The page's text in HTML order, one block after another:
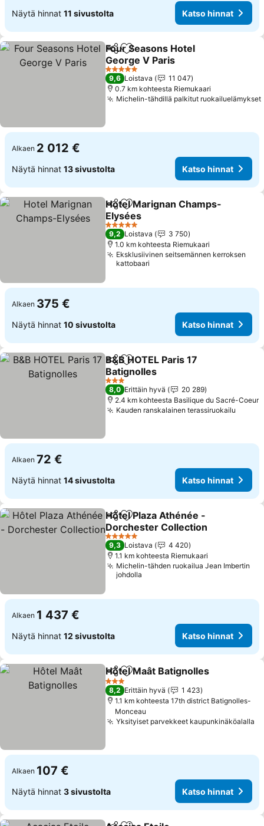
Näytä hinnat 11 sivustolta Katso hinnat
Jaa Lisää suosikkeihin
Four Seasons Hotel
George V Paris
5 Tähtiluokitus
9,6 Loistava
11 047
0.7 km kohteesta Riemukaari
Michelin-tähdillä palkitut ruokailuelämykset
Alkaen 2 012 €
Näytä hinnat 13 sivustolta Katso hinnat
Jaa Lisää suosikkeihin
Hotel Marignan Champs-
Elysées
5 Tähtiluokitus
9,2 Loistava
3 750
1.0 km kohteesta Riemukaari
Eksklusiivinen seitsemännen kerroksen
kattobaari
Alkaen 375 €
Näytä hinnat 10 sivustolta Katso hinnat
Jaa Lisää suosikkeihin
B&B HOTEL Paris 17
Batignolles
3 Tähtiluokitus
8,0 Erittäin hyvä
20 289
2.4 km kohteesta Basilique du Sacré-Coeur
Kauden ranskalainen terassiruokailu
Alkaen 72 €
Näytä hinnat 14 sivustolta Katso hinnat
Jaa Lisää suosikkeihin
Hôtel Plaza Athénée -
Dorchester Collection
5 Tähtiluokitus
9,3 Loistava
4 420
1.1 km kohteesta Riemukaari
Michelin-tähden ruokailua Jean Imbertin
johdolla
Alkaen 1 437 €
Näytä hinnat 12 sivustolta Katso hinnat
Jaa Lisää suosikkeihin
Hôtel Maât Batignolles
3 Tähtiluokitus
8,2 Erittäin hyvä
1 423
1.1 km kohteesta 17th district Batignolles-
Monceau
Yksityiset parvekkeet kaupunkinäköalalla
Alkaen 107 €
Näytä hinnat 3 sivustolta Katso hinnat